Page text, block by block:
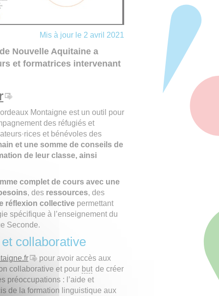
Mis à jour le 2 avril 2021
Nouvelle Aquitaine a
et formatrices intervenant
Montaigne est un outil pour
des réfugiés et
et bénévoles des
et une somme de conseils de
de leur classe, ainsi
complet de cours avec une
, des ressources, des
réflexion collectivepermettant
spécifique à l’enseignement du
Seconde.
collaborative
pour avoir accès aux
collaborative et pour but de créer
préoccupations : l’aide et
de la formation linguistique aux